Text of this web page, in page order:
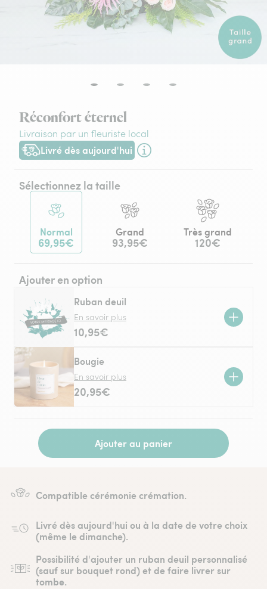
Réconfort éternel
Livraison par un fleuriste local
Livré dès aujourd'hui
Livraison dès aujourd'hui (pour toute commande passée
Sélectionnez la taille
Normal
69,95€
Grand
93,95€
Très grand
120€
Ajouter en option
Ruban deuil
En savoir plus
10,95€
Bougie
En savoir plus
20,95€
Ajouter au panier
Compatible cérémonie crémation.
Livré dès aujourd'hui ou à la date de votre choix
(même le dimanche).
Possibilité d'ajouter un ruban deuil personnalisé
(sauf sur bouquet rond) et de faire livrer sur
tombe.